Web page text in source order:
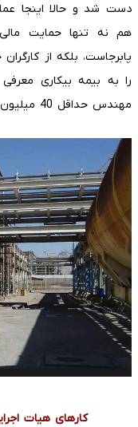
دست شد و حالا اینجا
هم نه تنها حمایت
پابرجاست، بلکه از
را به بیمه بیکاری
مهندس حداقل 40 میلیون طلب دارد، چطور برود بیمه بیکاری؟
کارهای هیات